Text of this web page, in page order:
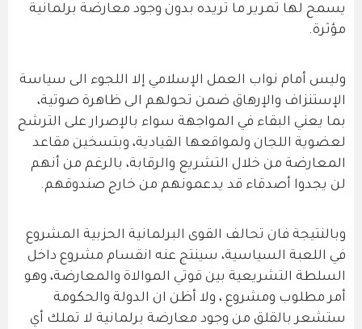
يسمح لها تمرير ما تريده بدون وجود معارضة برلمانية
مؤثرة.
وليس أمام نواب العمل الإسلامي إلا اللجوء الى سياسة
الإستنزاف والإرهاق ضمن تحولهم الى ظاهرة صوتية،
بما يعني البقاء في المواجهة سواء بالإصرار على الترشح
لعضوية اللجان ولمواقعها القيادية، وبتسخين مقاعد
المعارضة من خلال التشريع والرقابة، بالرغم من أنهم
لن يجدوا أصدقاء قد يدعمونهم من خارج صندوقهم.
وبالنتيجة فان تحالف القوى البرلمانية الحزبية المشروع
في اللعبة السياسية، سينتج عنه انقسام مشروع داخل
السلطة التشريعية بين قوتي الموالاة والمعارضة، وهو
أمر مطلوب ومشروع ، ولا أظن ان الدولة والحكومة
ستشعر بالقلق من وجود معارضة برلمانية لا تملك أي